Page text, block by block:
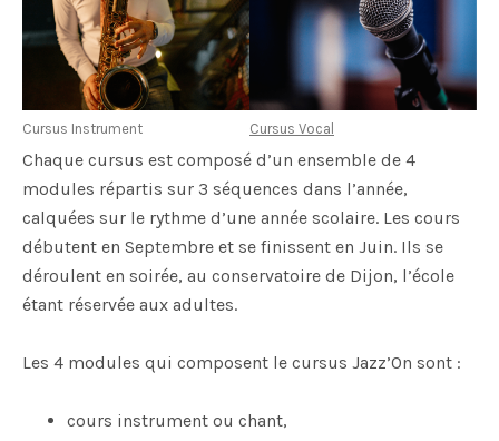
Cursus Instrument Cursus Vocal
Chaque cursus est composé d’un ensemble de 4
modules répartis sur 3 séquences dans l’année,
calquées sur le rythme d’une année scolaire. Les cours
débutent en Septembre et se finissent en Juin. Ils se
déroulent en soirée, au conservatoire de Dijon, l’école
étant réservée aux adultes.
Les 4 modules qui composent le cursus Jazz’On sont :
cours instrument ou chant,